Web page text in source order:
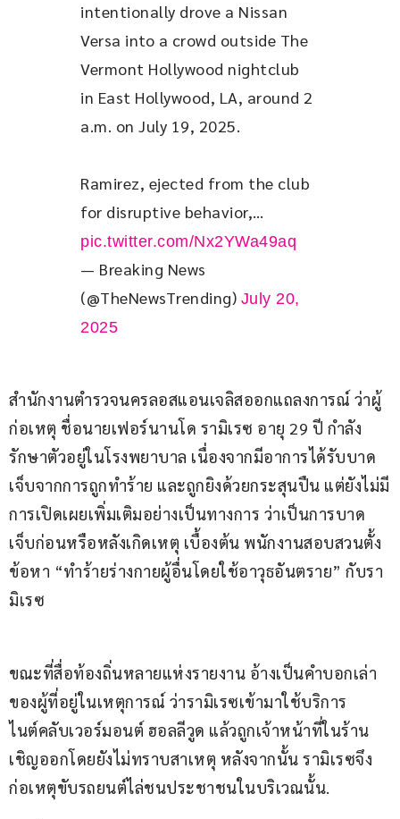
intentionally drove a Nissan
Versa into a crowd outside The
Vermont Hollywood nightclub
in East Hollywood, LA, around 2
a.m. on July 19, 2025.
Ramirez, ejected from the club
for disruptive behavior,…
pic.twitter.com/Nx2YWa49aq
— Breaking News
(@TheNewsTrending) July 20,
2025
สำนักงานตำรวจนครลอสแอนเจลิสออกแถลงการณ์ ว่าผู้
ก่อเหตุ ชื่อนายเฟอร์นานโด รามิเรซ อายุ 29 ปี กำลัง
รักษาตัวอยู่ในโรงพยาบาล เนื่องจากมีอาการได้รับบาด
เจ็บจากการถูกทำร้าย และถูกยิงด้วยกระสุนปืน แต่ยังไม่มี
การเปิดเผยเพิ่มเติมอย่างเป็นทางการ ว่าเป็นการบาด
เจ็บก่อนหรือหลังเกิดเหตุ เบื้องต้น พนักงานสอบสวนตั้ง
ข้อหา “ทำร้ายร่างกายผู้อื่นโดยใช้อาวุธอันตราย” กับรา
มิเรซ
ขณะที่สื่อท้องถิ่นหลายแห่งรายงาน อ้างเป็นคำบอกเล่า
ของผู้ที่อยู่ในเหตุการณ์ ว่ารามิเรซเข้ามาใช้บริการ
ไนต์คลับเวอร์มอนต์ ฮอลลีวูด แล้วถูกเจ้าหน้าที่ในร้าน
เชิญออกโดยยังไม่ทราบสาเหตุ หลังจากนั้น รามิเรซจึง
ก่อเหตุขับรถยนต์ไล่ชนประชาชนในบริเวณนั้น.